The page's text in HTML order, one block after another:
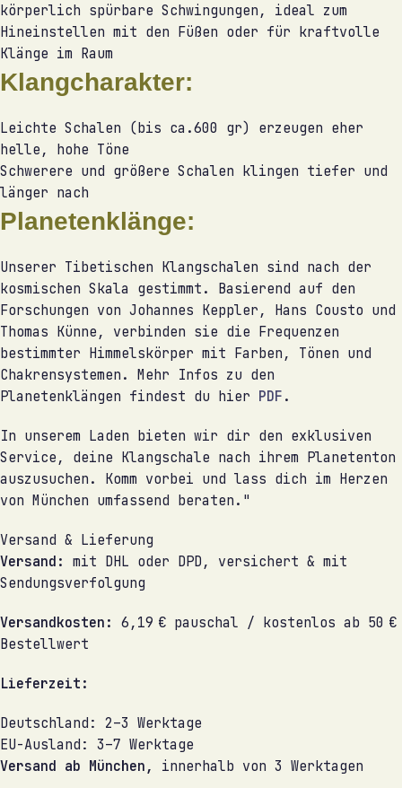
körperlich spürbare Schwingungen, ideal zum
Hineinstellen mit den Füßen oder für kraftvolle
Klänge im Raum
Klangcharakter:
Leichte Schalen (bis ca.600 gr) erzeugen eher
helle, hohe Töne
Schwerere und größere Schalen klingen tiefer und
länger nach
Planetenklänge:
Unserer Tibetischen Klangschalen sind nach der
kosmischen Skala gestimmt. Basierend auf den
Forschungen von Johannes Keppler, Hans Cousto und
Thomas Künne, verbinden sie die Frequenzen
bestimmter Himmelskörper mit Farben, Tönen und
Chakrensystemen. Mehr Infos zu den
Planetenklängen findest du hier PDF .
In unserem Laden bieten wir dir den exklusiven
Service, deine Klangschale nach ihrem Planetenton
auszusuchen. Komm vorbei und lass dich im Herzen
von München umfassend beraten."
Versand & Lieferung
Versand: mit DHL oder DPD, versichert & mit
Sendungsverfolgung
Versandkosten: 6,19 € pauschal / kostenlos ab 50 €
Bestellwert
Lieferzeit:
Deutschland: 2–3 Werktage
EU-Ausland: 3–7 Werktage
Versand ab München,
innerhalb von 3 Werktagen